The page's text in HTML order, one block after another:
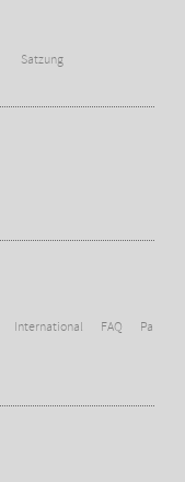
Satzung
International FAQ
Pa